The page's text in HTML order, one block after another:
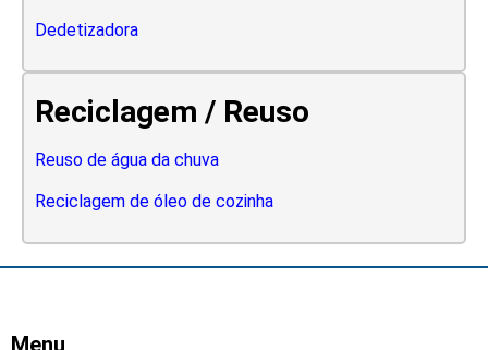
Dedetizadora
Reciclagem / Reuso
Reuso de água da chuva
Reciclagem de óleo de cozinha
Menu